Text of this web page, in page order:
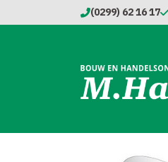
(0299) 62 16 17